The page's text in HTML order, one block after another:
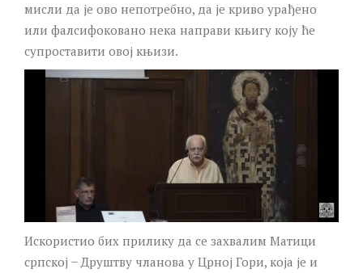
мисли да је ово непотребно, да је криво урађено
или фалсифоковано нека направи књигу коју ће
супроставити овој књизи.
Искористио бих прилику да се захвалим Матици
српској ̶ Друштву чланова у Црној Гори, која је и